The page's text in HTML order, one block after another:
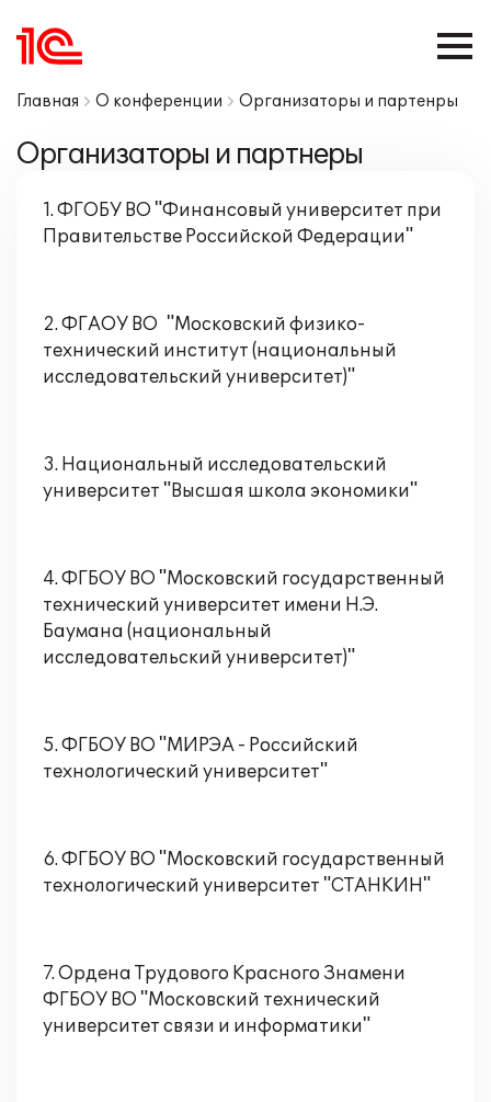
Главная О конференции Организаторы и партенры
Организаторы и партнеры
1. ФГОБУ ВО "Финансовый университет при
Правительстве Российской Федерации"
2. ФГАОУ ВО "Московский физико-
технический институт (национальный
исследовательский университет)"
3. Национальный исследовательский
университет "Высшая школа экономики"
4. ФГБОУ ВО "Московский государственный
технический университет имени Н.Э.
Баумана (национальный
исследовательский университет)"
5. ФГБОУ ВО "МИРЭА - Российский
технологический университет"
6. ФГБОУ ВО "Московский государственный
технологический университет "СТАНКИН"
7. Ордена Трудового Красного Знамени
ФГБОУ ВО "Московский технический
университет связи и информатики"